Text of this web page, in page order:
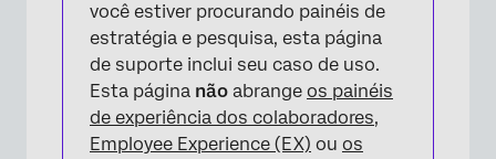
você estiver procurando painéis de
estratégia e pesquisa, esta página
de suporte inclui seu caso de uso.
Esta página não abrange os painéis
de experiência dos colaboradores,
Employee Experience (EX) ou os